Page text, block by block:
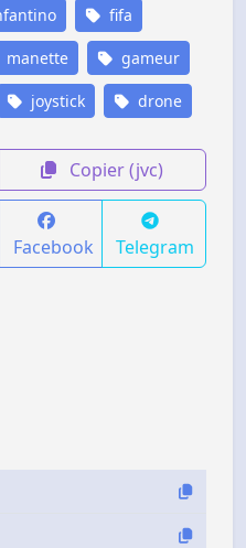
fifa
manette gameur
joystick drone
Copier (jvc)
Facebook Telegram